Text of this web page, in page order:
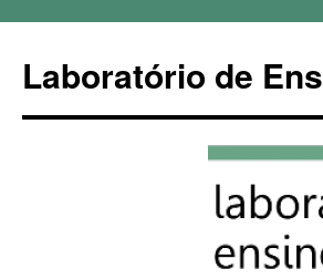
conteúdo
Laboratório de